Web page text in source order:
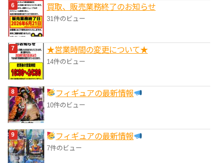
買取、販売業務終了のお知らせ
31件のビュー
★営業時間の変更について★
14件のビュー
フィギュアの最新情報
10件のビュー
フィギュアの最新情報
7件のビュー